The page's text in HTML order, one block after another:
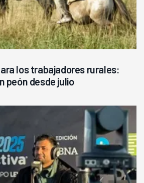
los trabajadores rurales:
peón desde julio